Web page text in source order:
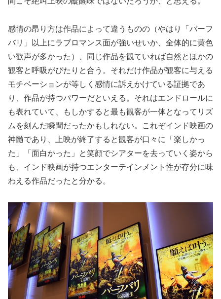
感情の昂り方は作品によって違うものの（やはり「バーフ
バリ」以上にラブロマンス面が強いせいか、全体的に黄色
い歓声が多かった）、同じ作品を観ていれば自然とほかの
観客と呼吸がぴたりと合う。それだけ作品が観客に与える
モチベーションが等しく感情に訴えかけている証拠であ
り、作品が持つパワーだといえる。それはエンドロールに
も表れていて、もしかすると最も観客が一体となってリズ
ムを刻んだ瞬間だったかもしれない。これぞインド映画の
神髄であり、上映が終了すると観客が口々に「楽しかっ
た」「面白かった」と笑顔でシアターを去っていく姿から
も、インド映画が持つエンターテインメント性が存分に味
わえる作品だったと分かる。